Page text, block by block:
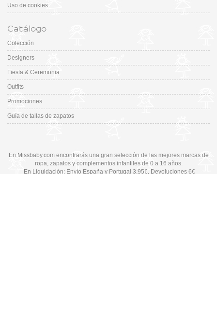
Uso de cookies
Catálogo
Colección
Designers
Fiesta & Ceremonia
Outfits
Promociones
Guía de tallas de zapatos
En Missbaby.com encontrarás una gran selección de las mejores marcas de
ropa, zapatos y complementos infantiles de 0 a 16 años.
En Liquidación: Envío España y Portugal 3,95€, Devoluciones 6€